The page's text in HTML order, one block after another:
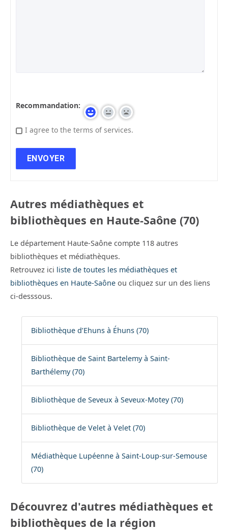
Recommandation:
I agree to the terms of services.
Autres médiathèques et
bibliothèques en Haute-Saône (70)
Le département Haute-Saône compte 118 autres
bibliothèques et médiathèques.
Retrouvez ici liste de toutes les médiathèques et
bibliothèques en Haute-Saône ou cliquez sur un des liens
ci-desssous.
Bibliothèque d’Ehuns à Éhuns (70)
Bibliothèque de Saint Bartelemy à Saint-
Barthélemy (70)
Bibliothèque de Seveux à Seveux-Motey (70)
Bibliothèque de Velet à Velet (70)
Médiathèque Lupéenne à Saint-Loup-sur-Semouse
(70)
Découvrez d'autres médiathèques et
bibliothèques de la région